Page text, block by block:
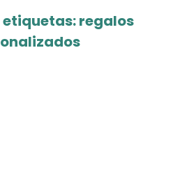
regalos